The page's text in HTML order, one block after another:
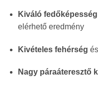
Kiváló fedőképesség
elérhető eredmény
Kivételes fehérség
Nagy páraáteresztő